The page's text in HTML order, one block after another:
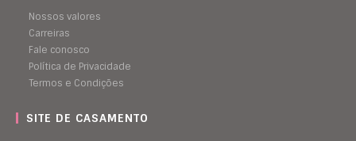
Nossos valores
Carreiras
Fale conosco
Política de Privacidade
Termos e Condições
SITE DE CASAMENTO